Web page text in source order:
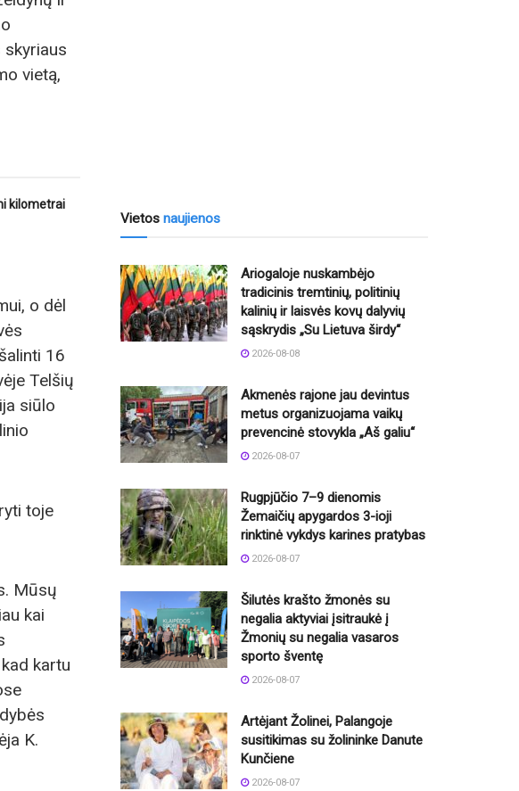
vietą,
kilometrai
o dėl
16
Telšių
siūlo
toje
Mūsų
kai
kartu
K.
Vietos naujienos
Ariogaloje nuskambėjo
tradicinis tremtinių, politinių
kalinių ir laisvės kovų dalyvių
sąskrydis „Su Lietuva širdy“
2026-08-08
Akmenės rajone jau devintus
metus organizuojama vaikų
prevencinė stovykla „Aš galiu“
2026-08-07
Rugpjūčio 7–9 dienomis
Žemaičių apygardos 3-ioji
rinktinė vykdys karines pratybas
2026-08-07
Šilutės krašto žmonės su
negalia aktyviai įsitraukė į
Žmonių su negalia vasaros
sporto šventę
2026-08-07
Artėjant Žolinei, Palangoje
susitikimas su žolininke Danute
Kunčiene
2026-08-07